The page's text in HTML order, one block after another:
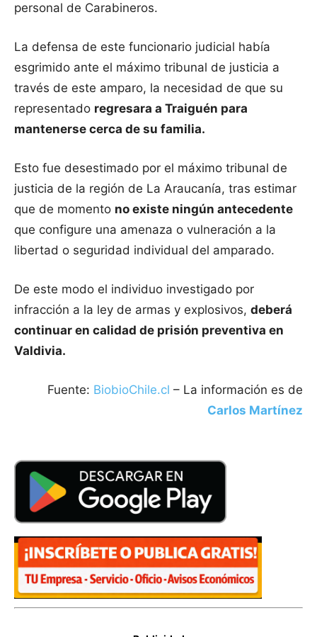
personal de Carabineros.
La defensa de este funcionario judicial había
esgrimido ante el máximo tribunal de justicia a
través de este amparo, la necesidad de que su
representado regresara a Traiguén para
mantenerse cerca de su familia.
Esto fue desestimado por el máximo tribunal de
justicia de la región de La Araucanía, tras estimar
que de momento no existe ningún antecedente
que configure una amenaza o vulneración a la
libertad o seguridad individual del amparado.
De este modo el individuo investigado por
infracción a la ley de armas y explosivos, deberá
continuar en calidad de prisión preventiva en
Valdivia.
Fuente: BiobioChile.cl – La información es de
Carlos Martínez